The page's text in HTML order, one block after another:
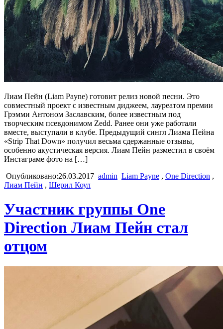
Лиам Пейн (Liam Payne) готовит релиз новой песни. Это
совместный проект с известным диджеем, лауреатом премии
Грэмми Антоном Заславским, более известным под
творческим псевдонимом Zedd. Ранее они уже работали
вместе, выступали в клубе. Предыдущий сингл Лиама Пейна
«Strip That Down» получил весьма сдержанные отзывы,
особенно акустическая версия. Лиам Пейн разместил в своём
Инстаграме фото на […]
Опубликовано:26.03.2017 admin Liam Payne , One Direction ,
Лиам Пейн , Шерил Коул
Участник группы One
Direction Лиам Пейн стал
отцом